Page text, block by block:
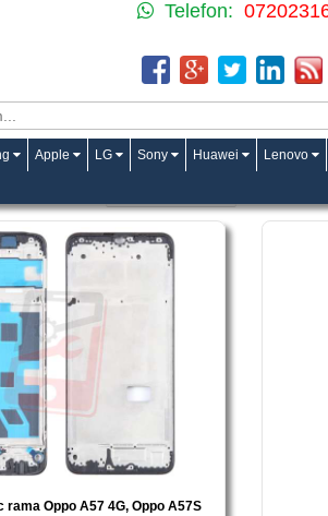
Telefon:
Apple LG Sony Huawei Lenovo
rama Oppo A57 4G, Oppo A57S